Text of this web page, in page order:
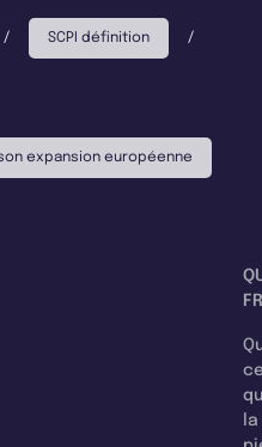
/ SCPI définition /
expansion européenne
la